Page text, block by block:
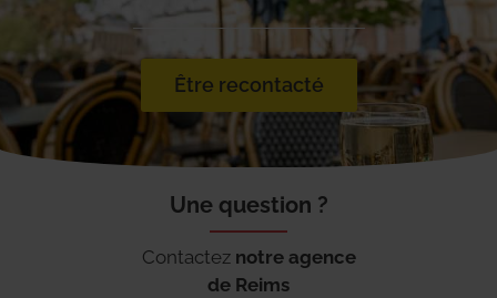
Être recontacté
Une question ?
Contactez notre agence
de Reims